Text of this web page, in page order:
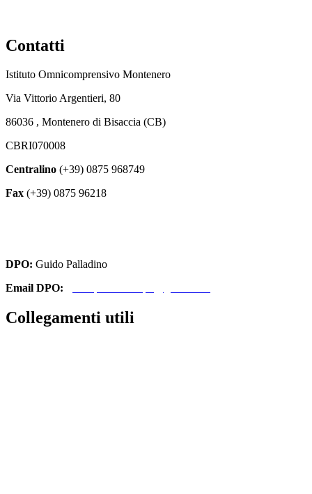
Contatti
Istituto Omnicomprensivo Montenero
Via Vittorio Argentieri, 80
86036 , Montenero di Bisaccia (CB)
CBRI070008
Centralino (+39) 0875 968749
Fax (+39) 0875 96218
DPO: Guido Palladino
Email DPO:
Collegamenti utili